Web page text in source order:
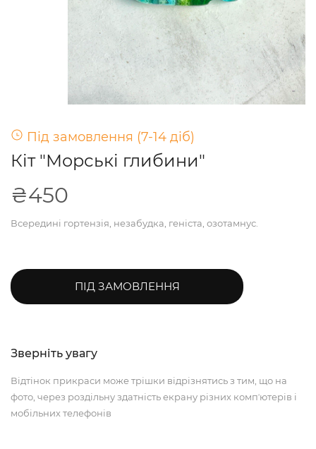
Під замовлення (7-14 діб)
Кіт "Морські глибини"
₴450
Всередині гортензія, незабудка, геніста, озотамнус.
ПІД ЗАМОВЛЕННЯ
Зверніть увагу
Відтінок прикраси може трішки відрізнятись з тим, що на
фото, через роздільну здатність екрану різних компʼютерів і
мобільних телефонів